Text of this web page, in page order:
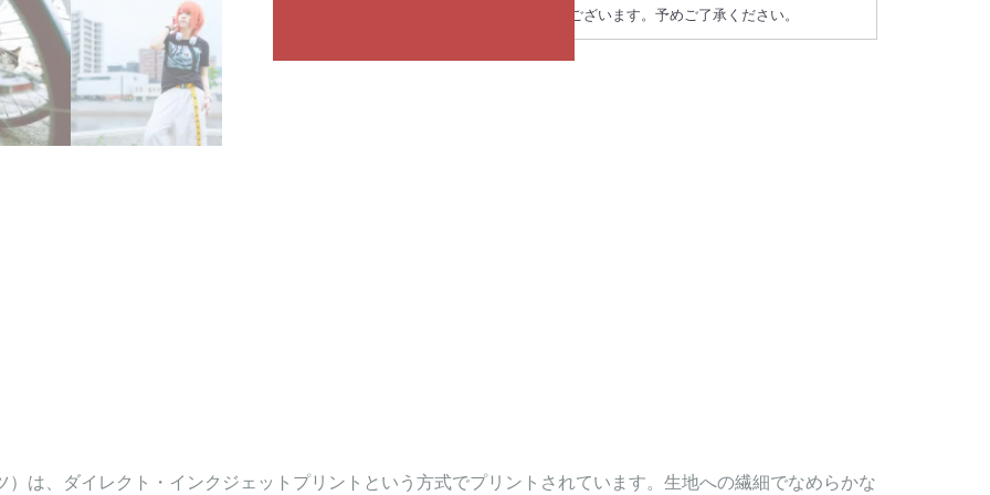
や照明の環境などで多少色味が違う場合がございます。予めご了承ください。
は、ダイレクト・インクジェットプリントという方式でプリントされています。生地への繊細でなめらかな